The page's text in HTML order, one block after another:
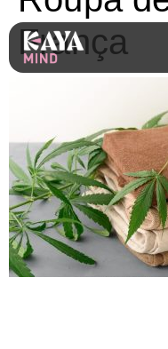
França